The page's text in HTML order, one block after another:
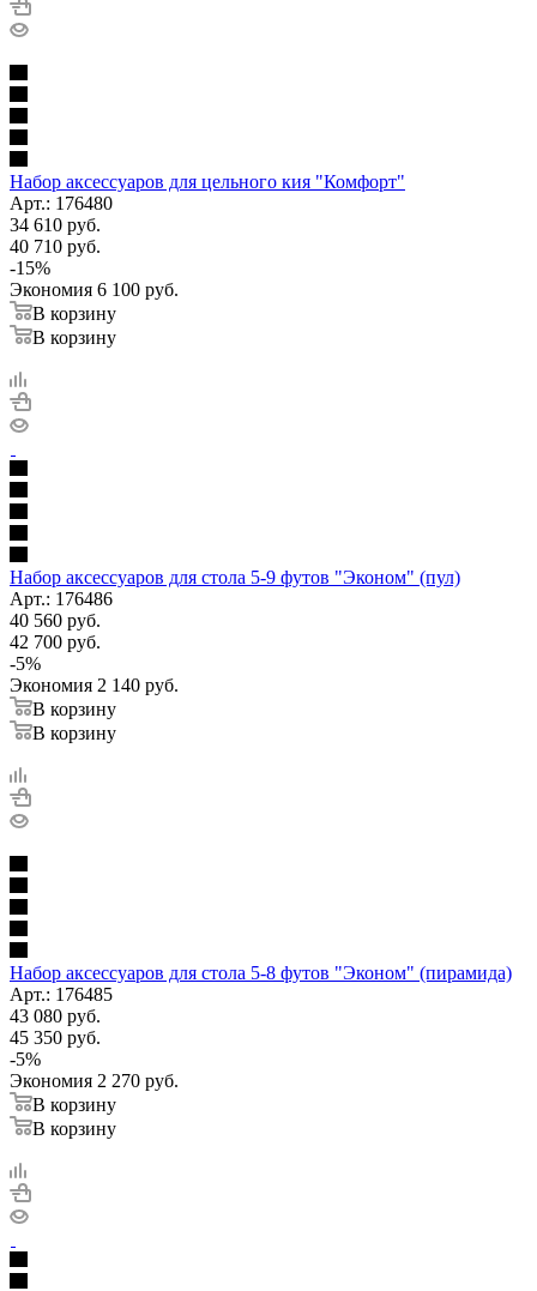
Набор аксессуаров для цельного кия "Комфорт"
Арт.: 176480
34 610 руб.
40 710 руб.
-15%
Экономия 6 100 руб.
В корзину
В корзину
Набор аксессуаров для стола 5-9 футов "Эконом" (пул)
Арт.: 176486
40 560 руб.
42 700 руб.
-5%
Экономия 2 140 руб.
В корзину
В корзину
Набор аксессуаров для стола 5-8 футов "Эконом" (пирамида)
Арт.: 176485
43 080 руб.
45 350 руб.
-5%
Экономия 2 270 руб.
В корзину
В корзину